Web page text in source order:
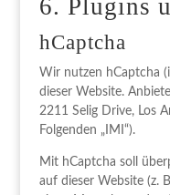
6. Plugins
hCaptcha
Wir nutzen hCaptcha
dieser Website.
2211 Selig Drive, Los
Folgenden „IMI“).
Mit hCaptcha soll
auf dieser Website (z.